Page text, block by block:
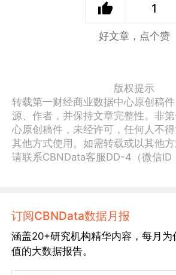
1
好文章，点个赞
版权提示
转载第一财经商业数据中心原创稿
源、作者，并保持文章完整性。非
心原创稿件，未经许可，任何人不
其他方式使用。如需转载或以其他方
请联系CBNData客服DD-4（微信ID
订阅CBNData数据月报
涵盖20+研究机构精华内容，每月为
值的大数据报告。